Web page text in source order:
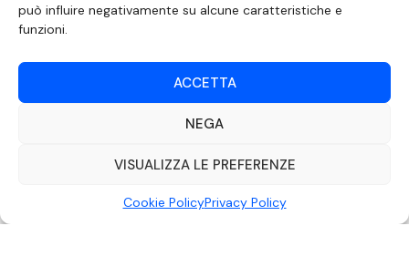
può influire negativamente su alcune caratteristiche e
funzioni.
ACCETTA
NEGA
VISUALIZZA LE PREFERENZE
Cookie PolicyPrivacy Policy
DOCUMENTO REDATTO AI SENSI DELL’ART. 6 DEL DECRETO DEL MINISTRO
AUTOREGOLAMENTAZIONE IN MATERIA DI ATTUAZIONE DEL PRINCIPIO DEL
©2022 Video Mediterraneo – Realizzato da
Tutti i diritti riservati |